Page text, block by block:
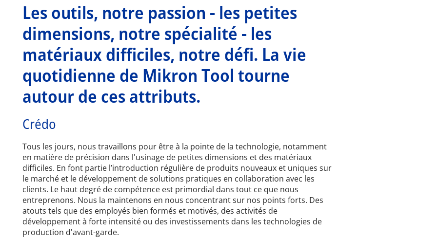
Les outils, notre passion - les petites
dimensions, notre spécialité - les
matériaux difficiles, notre défi. La vie
quotidienne de Mikron Tool tourne
autour de ces attributs.
Crédo
Tous les jours, nous travaillons pour être à la pointe de la technologie, notamment
en matière de précision dans l'usinage de petites dimensions et des matériaux
difficiles. En font partie l’introduction régulière de produits nouveaux et uniques sur
le marché et le développement de solutions pratiques en collaboration avec les
clients. Le haut degré de compétence est primordial dans tout ce que nous
entreprenons. Nous la maintenons en nous concentrant sur nos points forts. Des
atouts tels que des employés bien formés et motivés, des activités de
développement à forte intensité ou des investissements dans les technologies de
production d'avant-garde.